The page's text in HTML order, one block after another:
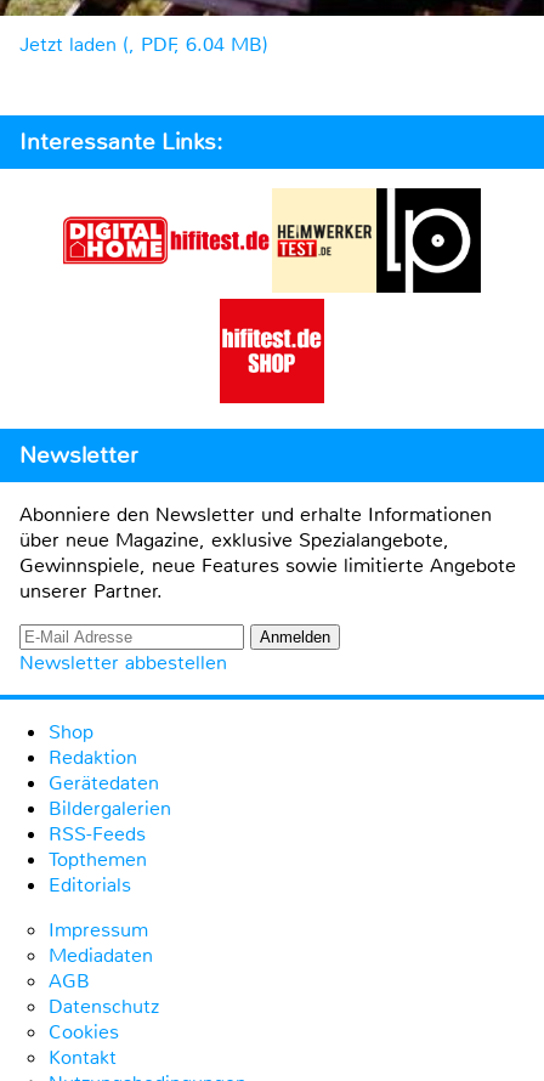
Jetzt laden (, PDF, 6.04 MB)
Interessante Links:
Newsletter
Abonniere den Newsletter und erhalte Informationen
über neue Magazine, exklusive Spezialangebote,
Gewinnspiele, neue Features sowie limitierte Angebote
unserer Partner.
Newsletter abbestellen
Shop
Redaktion
Gerätedaten
Bildergalerien
RSS-Feeds
Topthemen
Editorials
Impressum
Mediadaten
AGB
Datenschutz
Cookies
Kontakt